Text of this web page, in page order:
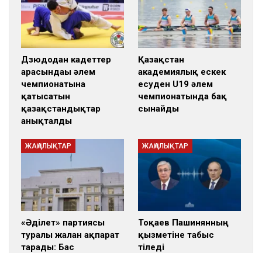
Дзюдодан кадеттер
арасындағы әлем
чемпионатына
қатысатын
қазақстандықтар
анықталды
Қазақстан
академиялық ескек
есуден U19 әлем
чемпионатында бақ
сынайды
ЖАҢАЛЫҚТАР
«Әділет» партиясы
туралы жалған ақпарат
тарады: Бас
ЖАҢАЛЫҚТАР
Тоқаев Пашинянның
қызметіне табыс
тіледі